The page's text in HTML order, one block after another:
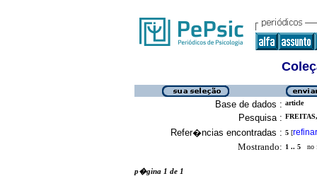
Base de dados : article
Pesquisa :
Refer�ncias encontradas : 5 [refinar
Mostrando: 1 .. 5 no
p�gina 1 de 1